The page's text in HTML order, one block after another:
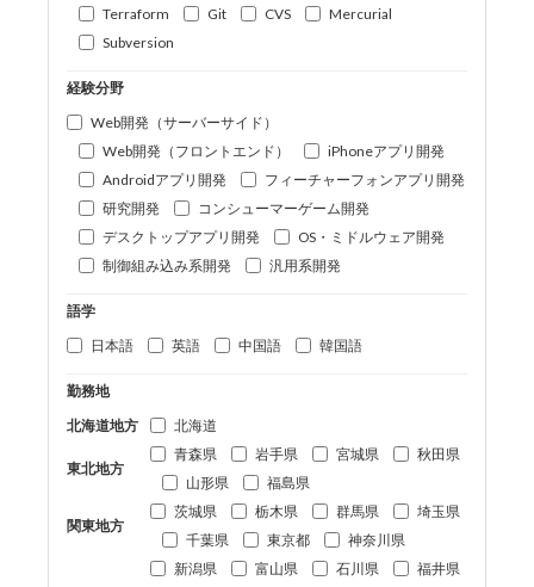
Terraform
Git CVS
Mercurial
Subversion
経験分野
Web開発（サーバーサイド）
Web開発（フロントエンド）
iPhoneアプリ開発
Androidアプリ開発
フィーチャーフォンアプリ開発
研究開発
コンシューマーゲーム開発
デスクトップアプリ開発
OS・ミドルウェア開発
制御組み込み系開発
汎用系開発
語学
日本語
英語 中国語 韓国語
勤務地
北海道地方
北海道
東北地方
青森県 岩手県 宮城県
秋田県
山形県
福島県
関東地方
茨城県 栃木県 群馬県
埼玉県
千葉県
東京都 神奈川県
新潟県 富山県 石川県
福井県